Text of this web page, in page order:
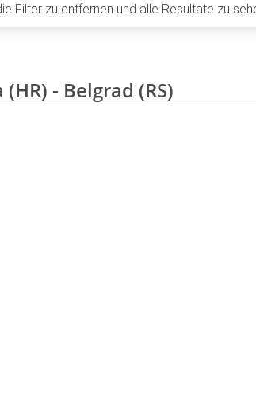
Filter zu entfernen und alle Resultate zu
(HR) - Belgrad (RS)